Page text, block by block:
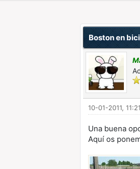
Boston en
10-01-2011,
Una buena
Aquí os